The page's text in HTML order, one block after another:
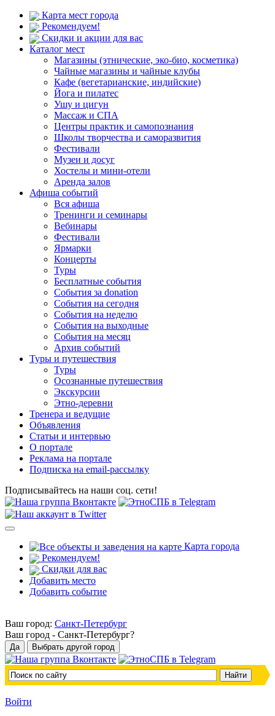
Карта мест города
Рекомендуем!
Скидки и акции для вас
Каталог мест
Магазины (этнические, эко-био, косметика)
Чайные магазины и чайные клубы
Кафе (вегетарианские, индийские)
Йога и пилатес
Ушу и цигун
Массаж и СПА
Центры практик и самопознания
Школы творчества и саморазвития
Фестивали
Музеи и досуг
Хостелы и мини-отели
Аренда залов
Афиша событий
Вся афиша
Тренинги и семинары
Вебинары
Фестивали
Ярмарки
Концерты
Туры
Бесплатные события
События за donation
События на сегодня
События на неделю
События на выходные
События на месяц
Архив событий
Туры и путешествия
Туры
Осознанные путешествия
Экскурсии
Этно-деревни
Тренера и ведущие
Объявления
Статьи и интервью
О портале
Реклама на портале
Подписка на email-рассылку
Подписывайтесь на наши соц. сети!
Карта города
Рекомендуем!
Скидки для вас
Добавить место
Добавить событие
Ваш город: Санкт-Петербург
Ваш город - Санкт-Петербург?
Войти